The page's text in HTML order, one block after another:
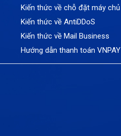
Kiến thức về chỗ đặt máy chủ
Kiến thức về AntiDDoS
Kiến thức về Mail Business
Hướng dẫn thanh toán VNPAY